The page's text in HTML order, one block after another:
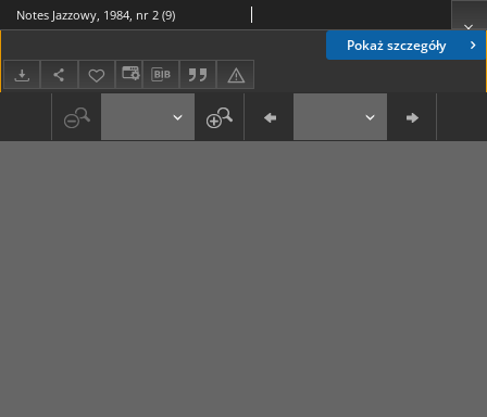
Pokaż szczegóły
Notes Jazzowy, 1984, nr 2 (9)